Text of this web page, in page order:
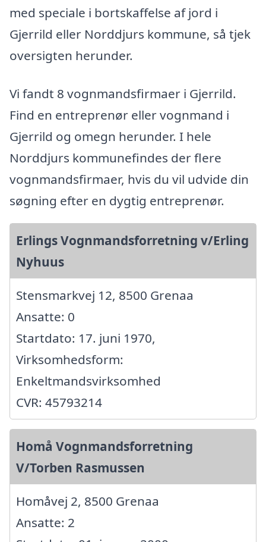
med speciale i bortskaffelse af jord i
Gjerrild eller Norddjurs kommune, så tjek
oversigten herunder.
Vi fandt 8 vognmandsfirmaer i Gjerrild.
Find en entreprenør eller vognmand i
Gjerrild og omegn herunder. I hele
Norddjurs kommunefindes der flere
vognmandsfirmaer, hvis du vil udvide din
søgning efter en dygtig entreprenør.
Erlings Vognmandsforretning v/Erling
Nyhuus
Stensmarkvej 12, 8500 Grenaa
Ansatte: 0
Startdato: 17. juni 1970,
Virksomhedsform:
Enkeltmandsvirksomhed
CVR: 45793214
Homå Vognmandsforretning
V/Torben Rasmussen
Homåvej 2, 8500 Grenaa
Ansatte: 2